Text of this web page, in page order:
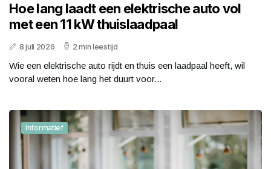
Hoe lang laadt een elektrische auto vol
met een 11 kW thuislaadpaal
8 juli 2026 2 min leestijd
Wie een elektrische auto rijdt en thuis een laadpaal heeft, wil
vooral weten hoe lang het duurt voor...
Informatief